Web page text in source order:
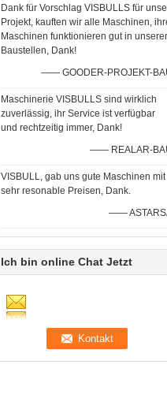
Dank für Vorschlag VISBULLS für
Projekt, kauften wir alle Maschinen,
Maschinen funktionieren gut in
Baustellen, Dank!
—— GOODER-PROJEKT-
Maschinerie VISBULLS sind wirklich
zuverlässig, ihr Service ist verfügbar
und rechtzeitig immer, Dank!
—— REALAR-
VISBULL, gab uns gute Maschinen mit
sehr resonable Preisen, Dank.
——
Ich bin online Chat Jetzt